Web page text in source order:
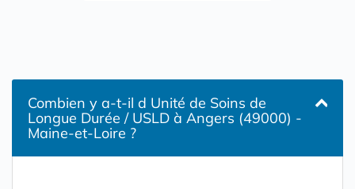
Combien y a-t-il d Unité de Soins de
Longue Durée / USLD à Angers (49000) -
Maine-et-Loire ?